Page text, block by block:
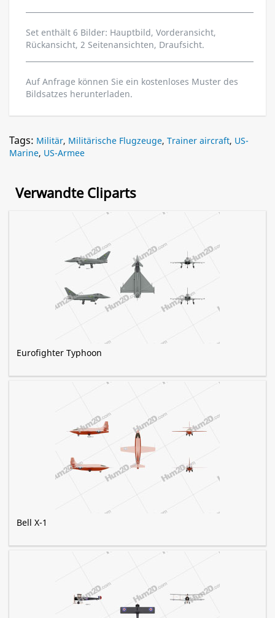
Set enthält 6 Bilder: Hauptbild, Vorderansicht,
Rückansicht, 2 Seitenansichten, Draufsicht.
Auf Anfrage können Sie ein kostenloses Muster des
Bildsatzes herunterladen.
Tags: Militär, Militärische Flugzeuge, Trainer aircraft, US-
Marine, US-Armee
Verwandte Cliparts
Eurofighter Typhoon
Bell X-1